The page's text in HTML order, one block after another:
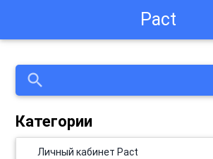
Pact
search
Категории
Личный кабинет Pact